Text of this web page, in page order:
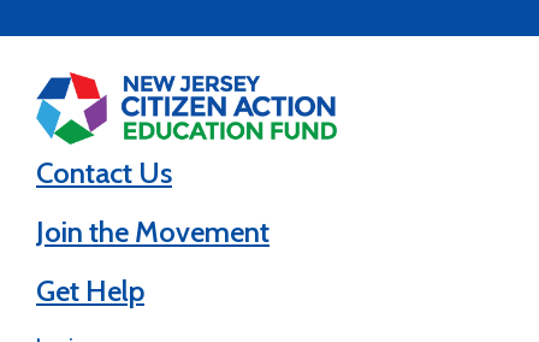
Contact Us
Join the Movement
Get Help